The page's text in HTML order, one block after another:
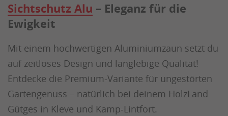
Sichtschutz Alu – Eleganz für die
Ewigkeit
Mit einem hochwertigen Aluminiumzaun setzt du
auf zeitloses Design und langlebige Qualität!
Entdecke die Premium-Variante für ungestörten
Gartengenuss – natürlich bei deinem HolzLand
Gütges in Kleve und Kamp-Lintfort.